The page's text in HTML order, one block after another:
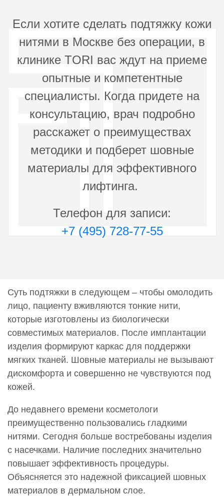
Если хотите сделать подтяжку кожи
нитями в Москве без операции, в
клинике TORI вас ждут на приеме
опытные и компетентные
специалисты. Когда придете на
консультацию, врач подробно
расскажет о преимуществах
методики и подберет шовные
материалы для эффективного
лифтинга.
Телефон для записи:
+7 (495) 728-77-55
Суть подтяжки в следующем – чтобы омолодить
лицо, пациенту вживляются тонкие нити,
которые изготовлены из биологически
совместимых материалов. После имплантации
изделия формируют каркас для поддержки
мягких тканей. Шовные материалы не вызывают
дискомфорта и совершенно не чувствуются под
кожей.
До недавнего времени косметологи
преимущественно пользовались гладкими
нитями. Сегодня больше востребованы изделия
с насечками. Наличие последних значительно
повышает эффективность процедуры.
Объясняется это надежной фиксацией шовных
материалов в дермальном слое.